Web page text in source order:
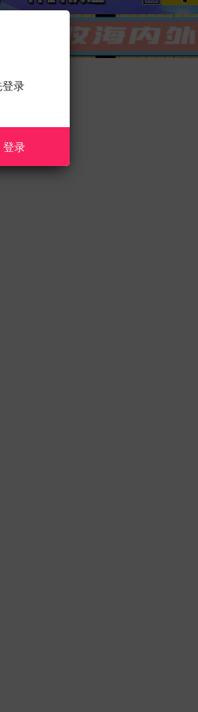
修改;
录
登录